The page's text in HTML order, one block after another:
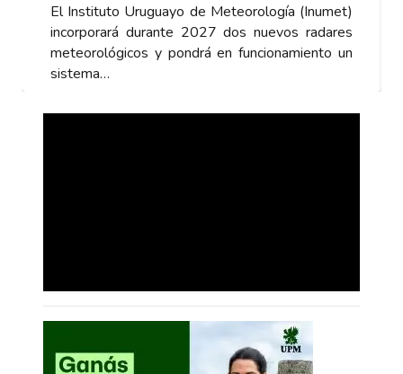
El Instituto Uruguayo de Meteorología (Inumet)
incorporará durante 2027 dos nuevos radares
meteorológicos y pondrá en funcionamiento un
sistema…